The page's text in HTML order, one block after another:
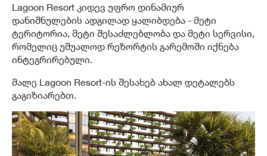
Lagoon Resort კიდევ უფრო დინამიურ
დანიშნულების ადგილად ყალიბდება - მეტი
ტერიტორია, მეტი შესაძლებლობა და მეტი სერვისი,
რომელიც უშუალოდ რეზორტის გარემოში იქნება
ინტეგრირებული.
მალე Lagoon Resort-ის შესახებ ახალ დეტალებს
გაგიზიარებთ.